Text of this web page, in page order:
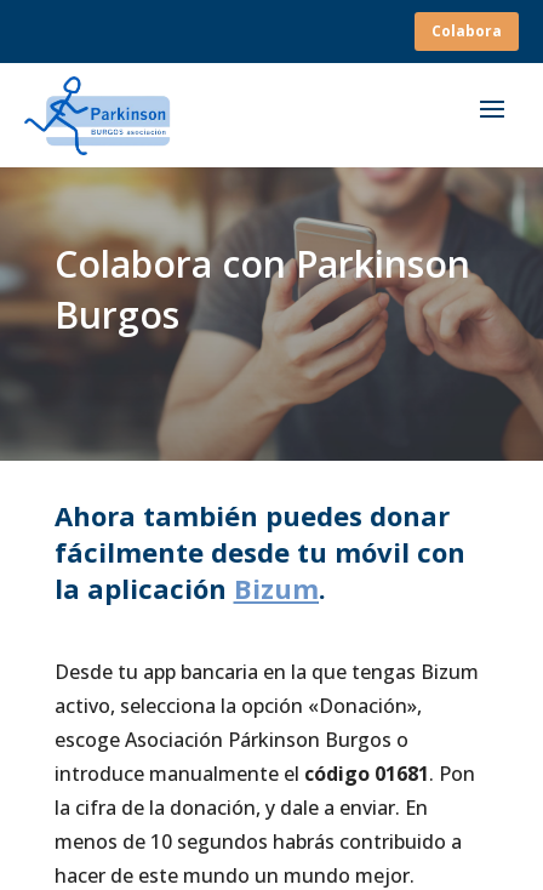
Colabora
Colabora con Parkinson
Burgos
Ahora también puedes donar
fácilmente desde tu móvil con
la aplicación Bizum.
Desde tu app bancaria en la que tengas Bizum
activo, selecciona la opción «Donación»,
escoge Asociación Párkinson Burgos o
introduce manualmente el código 01681. Pon
la cifra de la donación, y dale a enviar. En
menos de 10 segundos habrás contribuido a
hacer de este mundo un mundo mejor.